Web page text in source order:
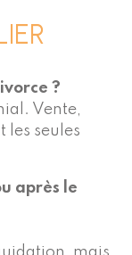
?
Vente,
les seules
après le